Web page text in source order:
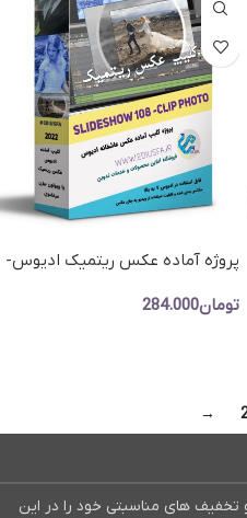
پروژه آماده عکس ریتمیک ادیوس-
تومان284.000
→
های مناسبتی خود را در این